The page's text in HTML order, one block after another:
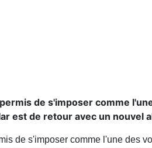
de s'imposer comme
est de retour avec un nouvel
de s'imposer comme l'une des